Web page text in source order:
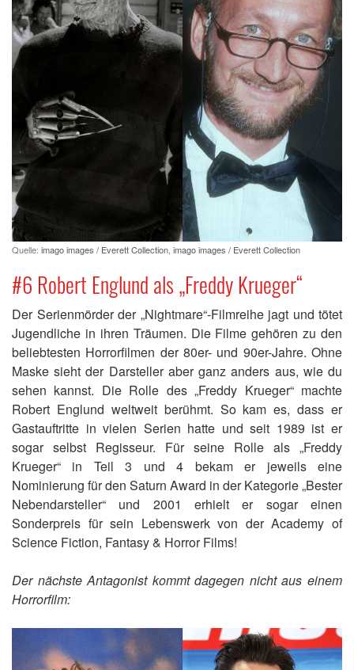
Quelle: imago images / Everett Collection imago images / Everett Collection
#6 Robert Englund als „Freddy Krueger“
Der Serienmörder der „Nightmare“-Filmreihe jagt und tötet
Jugendliche in ihren Träumen. Die Filme gehören zu den
beliebtesten Horrorfilmen der 80er- und 90er-Jahre. Ohne
Maske sieht der Darsteller aber ganz anders aus, wie du
sehen kannst. Die Rolle des „Freddy Krueger“ machte
Robert Englund weltweit berühmt. So kam es, dass er
Gastauftritte in vielen Serien hatte und seit 1989 ist er
sogar selbst Regisseur. Für seine Rolle als „Freddy
Krueger“ in Teil 3 und 4 bekam er jeweils eine
Nominierung für den Saturn Award in der Kategorie „Bester
Nebendarsteller“ und 2001 erhielt er sogar einen
Sonderpreis für sein Lebenswerk von der Academy of
Science Fiction, Fantasy & Horror Films!
Der nächste Antagonist kommt dagegen nicht aus einem
Horrorfilm: